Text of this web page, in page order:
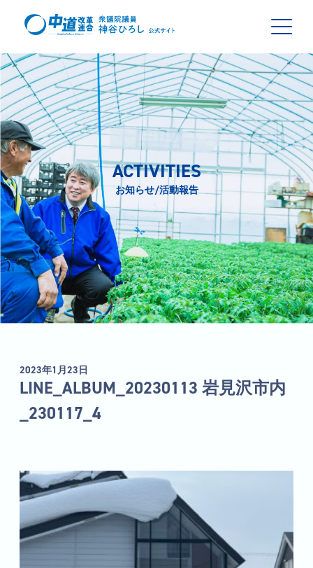
ACTIVITIES
お知らせ/活動報告
2023年1月23日
LINE_ALBUM_20230113 岩見沢市内
_230117_4